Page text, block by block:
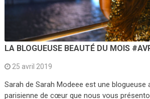
LA BLOGUEUSE BEAUTÉ DU MOIS
25 avril 2019
Sarah de Sarah Modeee est une blogueuse
parisienne de cœur que nous vous